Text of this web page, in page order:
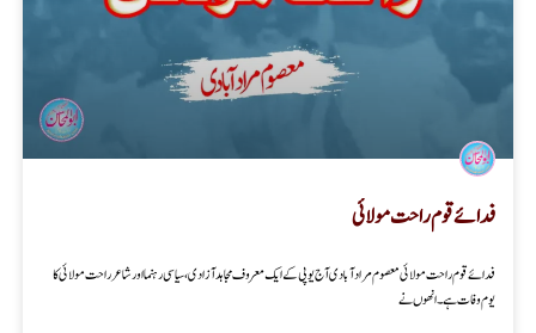
فدائے قوم راحت مولائی
فدائے قوم راحت مولائی معصوم مرادآبادی آج یوپی کے ایک معروف مجاہد آزادی، سیاسی رہنما اور شاعر راحت مولائی کا
یوم وفات ہے۔ انھوں نے